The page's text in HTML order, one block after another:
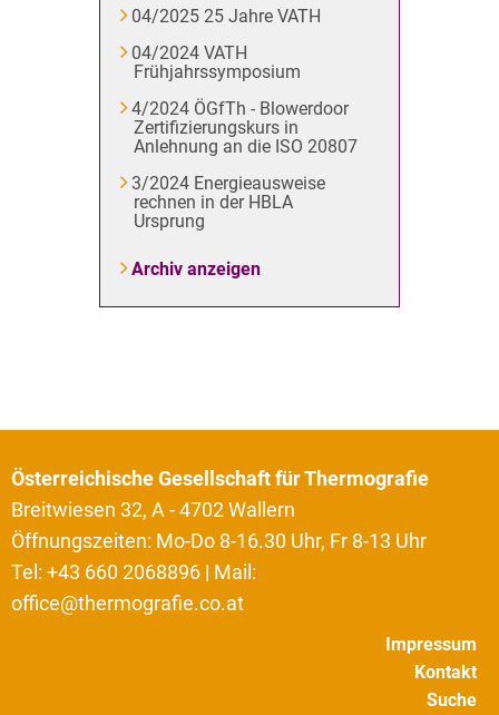
04/2025 25 Jahre VATH
04/2024 VATH
Frühjahrssymposium
4/2024 ÖGfTh - Blowerdoor
Zertifizierungskurs in
Anlehnung an die ISO 20807
3/2024 Energieausweise
rechnen in der HBLA
Ursprung
Archiv anzeigen
Österreichische Gesellschaft für Thermografie
Breitwiesen 32, A - 4702 Wallern
Öffnungszeiten: Mo-Do 8-16.30 Uhr, Fr 8-13 Uhr
Tel: +43 660 2068896 | Mail:
office@thermografie.co.at
Impressum
Kontakt
Suche